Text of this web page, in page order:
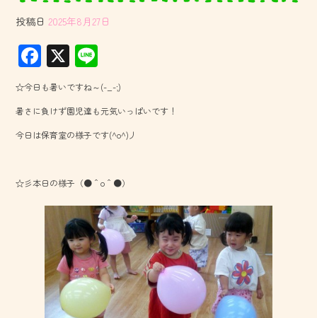
投稿日 2025年8月27日
F
ac
e
b
o
X
ne
☆今日も暑いですね～(-_-;)
暑さに負けず園児達も元気いっぱいです！
今日は保育室の様子です(^o^)丿
☆彡本日の様子（●＾o＾●）